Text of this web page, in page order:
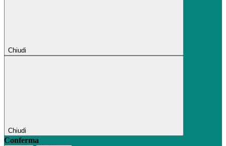
Chiudi
Chiudi
Conferma